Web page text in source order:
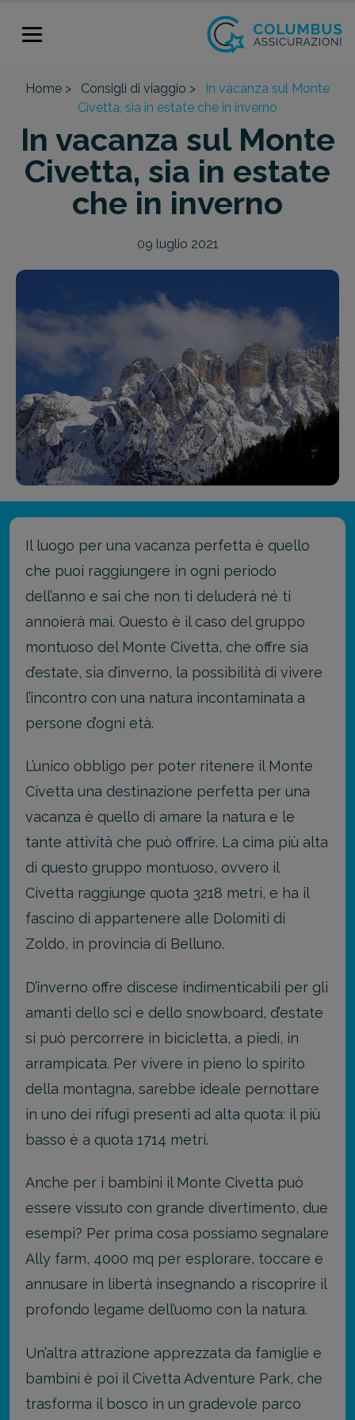
Home > Consigli di viaggio >
In vacanza sul Monte
Civetta, sia in estate che in inverno
In vacanza sul Monte
Civetta, sia in estate
che in inverno
09 luglio 2021
Il luogo per una vacanza perfetta è quello
che puoi raggiungere in ogni periodo
dell’anno e sai che non ti deluderà né ti
annoierà mai. Questo è il caso del gruppo
montuoso del Monte Civetta, che offre sia
d’estate, sia d’inverno, la possibilità di vivere
l’incontro con una natura incontaminata a
persone d’ogni età.
L’unico obbligo per poter ritenere il Monte
Civetta una destinazione perfetta per una
vacanza è quello di amare la natura e le
tante attività che può offrire. La cima più alta
di questo gruppo montuoso, ovvero il
Civetta raggiunge quota 3218 metri, e ha il
fascino di appartenere alle Dolomiti di
Zoldo, in provincia di Belluno.
D’inverno offre discese indimenticabili per gli
amanti dello sci e dello snowboard, d’estate
si può percorrere in bicicletta, a piedi, in
arrampicata. Per vivere in pieno lo spirito
della montagna, sarebbe ideale pernottare
in uno dei rifugi presenti ad alta quota: il più
basso è a quota 1714 metri.
Anche per i bambini il Monte Civetta può
essere vissuto con grande divertimento, due
esempi? Per prima cosa possiamo segnalare
Ally farm, 4000 mq per esplorare, toccare e
annusare in libertà insegnando a riscoprire il
profondo legame dell’uomo con la natura.
Un’altra attrazione apprezzata da famiglie e
bambini è poi il Civetta Adventure Park, che
trasforma il bosco in un gradevole parco